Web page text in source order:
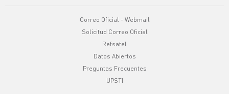
Correo Oficial - Webmail
Solicitud Correo Oficial
Refsatel
Datos Abiertos
Preguntas Frecuentes
UPSTI